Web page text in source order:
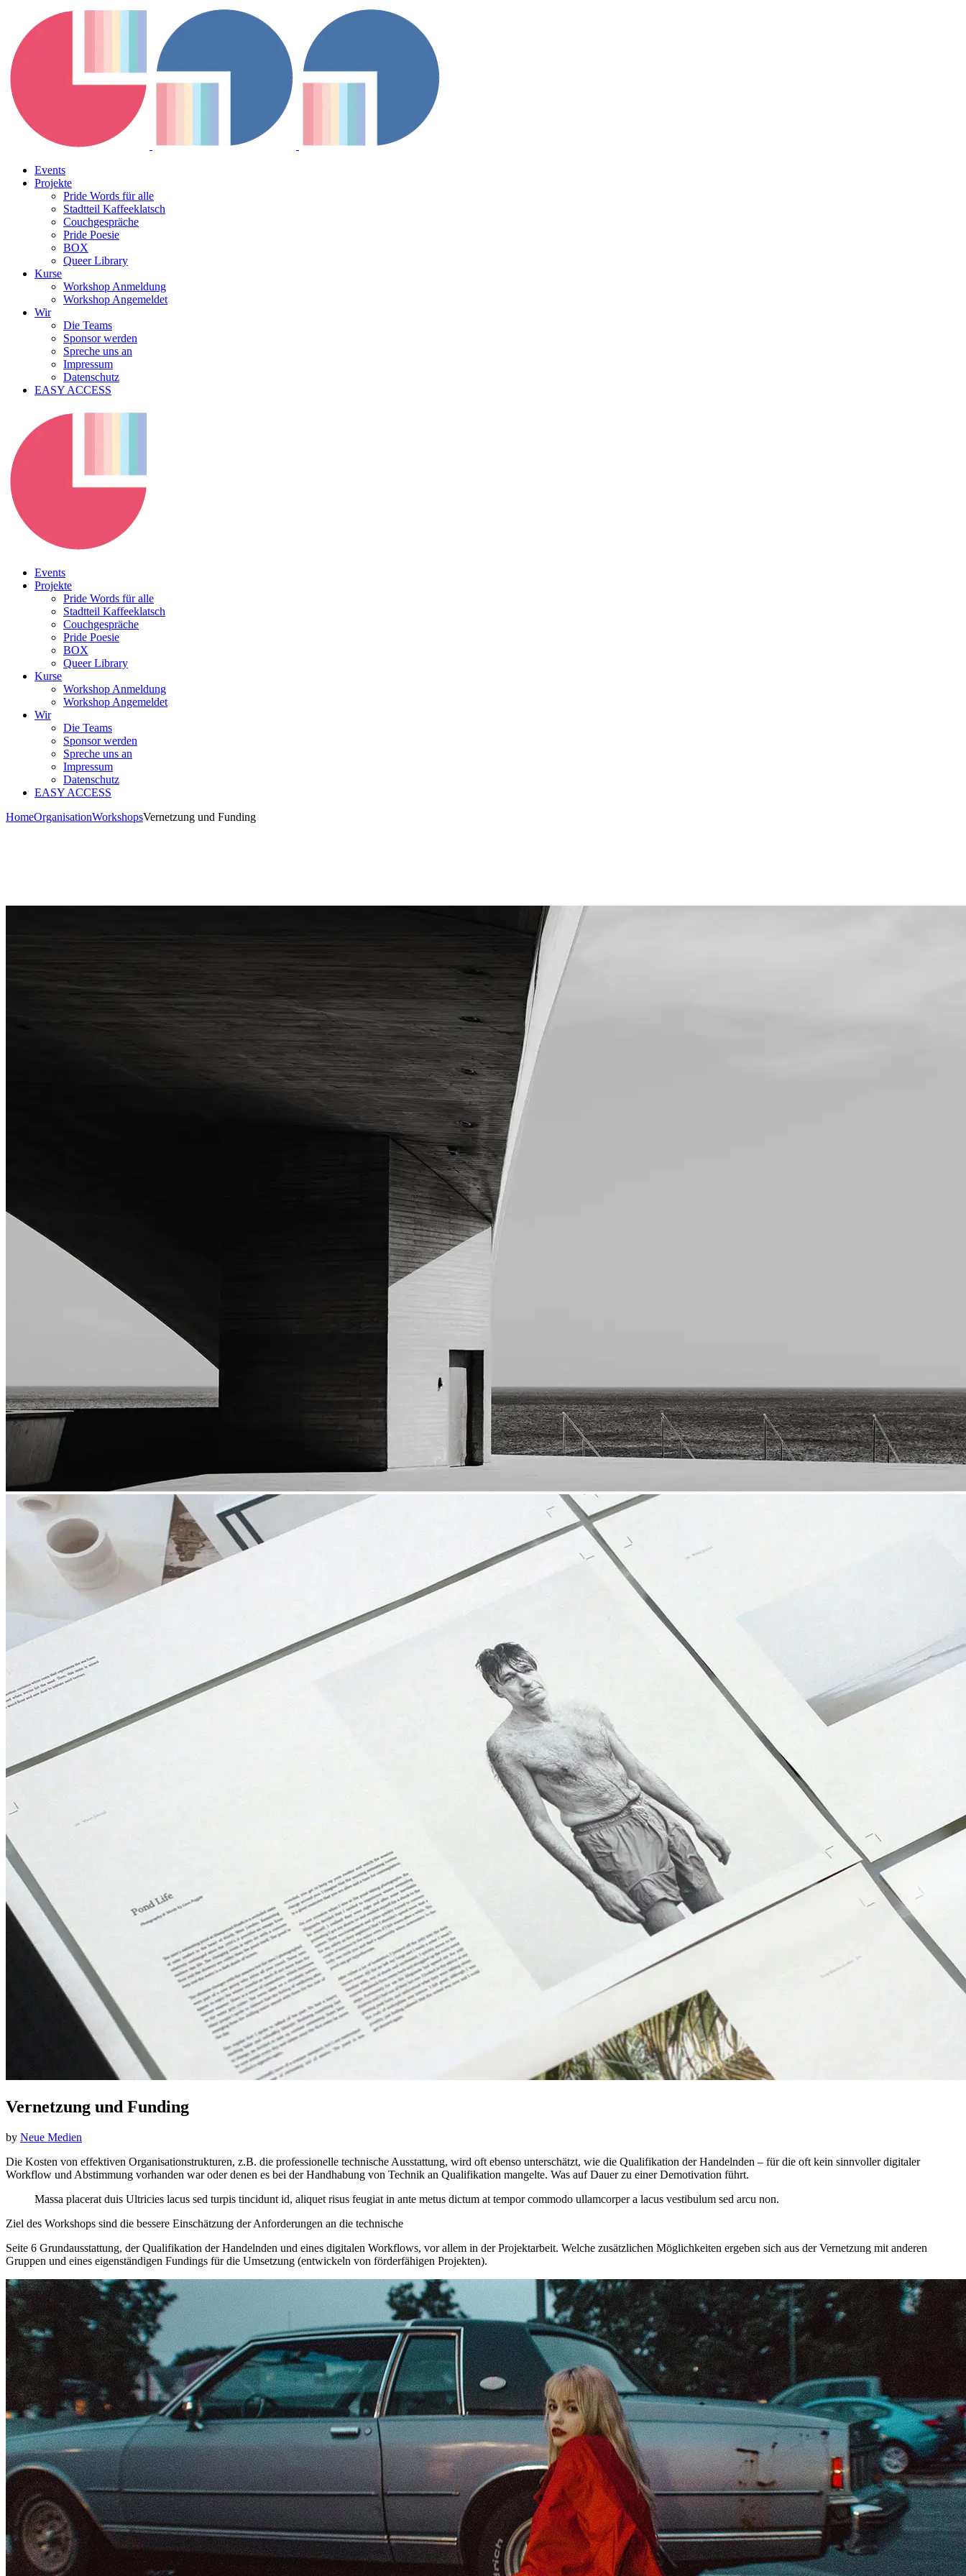
Events
Projekte
Pride Words für alle
Stadtteil Kaffeeklatsch
Couchgespräche
Pride Poesie
BOX
Queer Library
Kurse
Workshop Anmeldung
Workshop Angemeldet
Wir
Die Teams
Sponsor werden
Spreche uns an
Impressum
Datenschutz
EASY ACCESS
Events
Projekte
Pride Words für alle
Stadtteil Kaffeeklatsch
Couchgespräche
Pride Poesie
BOX
Queer Library
Kurse
Workshop Anmeldung
Workshop Angemeldet
Wir
Die Teams
Sponsor werden
Spreche uns an
Impressum
Datenschutz
EASY ACCESS
HomeOrganisationWorkshopsVernetzung und Funding
Vernetzung und Funding
by Neue Medien
Die Kosten von effektiven Organisationstrukturen, z.B. die professionelle technische Ausstattung, wird oft ebenso unterschätzt, wie die Qualifikation der Handelnden – für die oft kein sinnvoller digitaler
Workflow und Abstimmung vorhanden war oder denen es bei der Handhabung von Technik an Qualifikation mangelte. Was auf Dauer zu einer Demotivation führt.
Massa placerat duis Ultricies lacus sed turpis tincidunt id, aliquet risus feugiat in ante metus dictum at tempor commodo ullamcorper a lacus vestibulum sed arcu non.
Ziel des Workshops sind die bessere Einschätzung der Anforderungen an die technische
Seite 6 Grundausstattung, der Qualifikation der Handelnden und eines digitalen Workflows, vor allem in der Projektarbeit. Welche zusätzlichen Möglichkeiten ergeben sich aus der Vernetzung mit anderen
Gruppen und eines eigenständigen Fundings für die Umsetzung (entwickeln von förderfähigen Projekten).